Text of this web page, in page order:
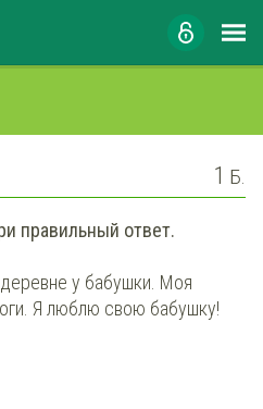
1 Б.
правильный ответ.
у бабушки. Моя
Я люблю свою бабушку!